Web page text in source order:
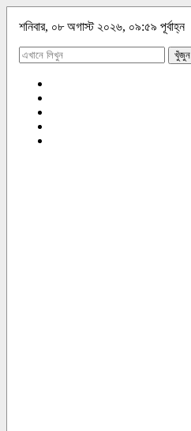
শনিবার, ০৮ অগাস্ট ২০২৬, ০৯:৫৯ পূর্বাহ্ন
খুঁজুন